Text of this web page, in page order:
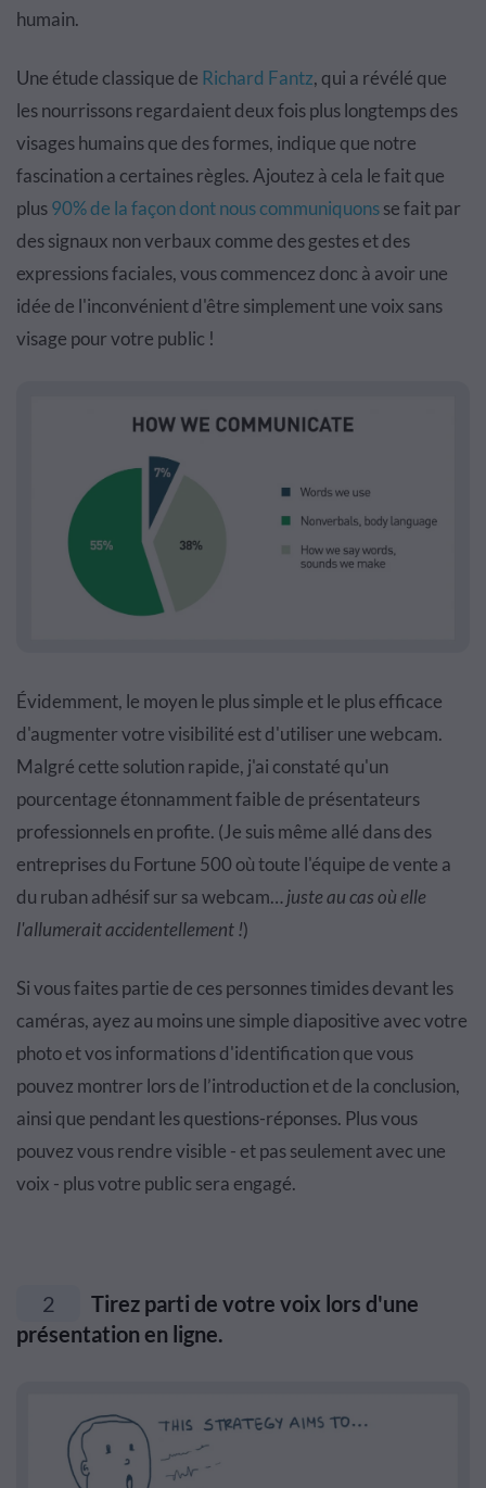
humain.
Une étude classique de Richard Fantz, qui a révélé que
les nourrissons regardaient deux fois plus longtemps des
visages humains que des formes, indique que notre
fascination a certaines règles. Ajoutez à cela le fait que
plus90% de la façon dont nous communiquonsse fait par
des signaux non verbaux comme des gestes et des
expressions faciales, vous commencez donc à avoir une
idée de l'inconvénient d'être simplement une voix sans
visage pour votre public !
Évidemment, le moyen le plus simple et le plus efficace
d'augmenter votre visibilité est d'utiliser une webcam.
Malgré cette solution rapide, j'ai constaté qu'un
pourcentage étonnamment faible de présentateurs
professionnels en profite. (Je suis même allé dans des
entreprises du Fortune 500 où toute l'équipe de vente a
du ruban adhésif sur sa webcam…juste au cas où elle
l'allumerait accidentellement !)
Si vous faites partie de ces personnes timides devant les
caméras, ayez au moins une simple diapositive avec votre
photo et vos informations d'identification que vous
pouvez montrer lors de l’introduction et de la conclusion,
ainsi que pendant les questions-réponses. Plus vous
pouvez vous rendre visible - et pas seulement avec une
voix - plus votre public sera engagé.
2
Tirez parti de votre voix lors d'une
présentation en ligne.